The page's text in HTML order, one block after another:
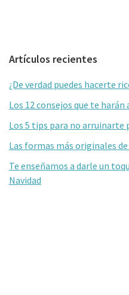
Barra
lateral
primaria
Artículos recientes
¿De verdad puedes hacerte
Los 12 consejos que te
Los 5 tips para no arruinarte
Las formas más originales
Te enseñamos a darle un
Navidad